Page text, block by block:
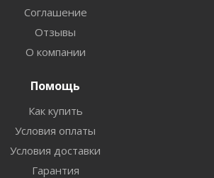
Соглашение
Отзывы
О компании
Помощь
Как купить
Условия оплаты
Условия доставки
Гарантия